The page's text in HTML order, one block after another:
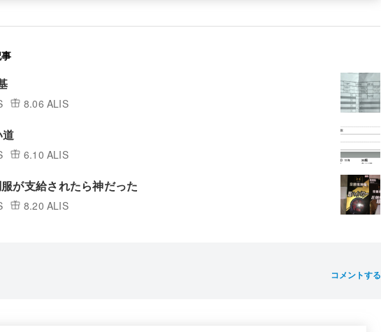
8.06 ALIS
6.10 ALIS
が支給されたら神だった
8.20 ALIS
コメントする